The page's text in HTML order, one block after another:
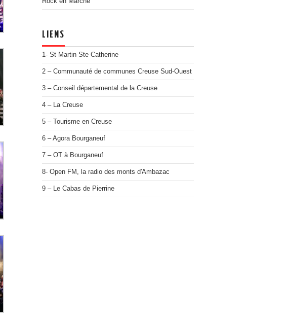
LIENS
1- St Martin Ste Catherine
2 – Communauté de communes Creuse Sud-Ouest
3 – Conseil départemental de la Creuse
4 – La Creuse
5 – Tourisme en Creuse
6 – Agora Bourganeuf
7 – OT à Bourganeuf
8- Open FM, la radio des monts d'Ambazac
9 – Le Cabas de Pierrine